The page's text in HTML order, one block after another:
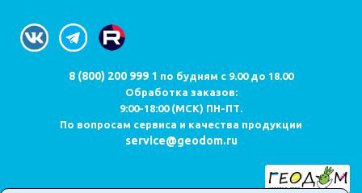
8 (800) 200 999 1 по будням с 9.00 до 18.00
Обработка заказов:
9:00-18:00 (МСК) ПН-ПТ.
По вопросам сервиса и качества продукции
service@geodom.ru